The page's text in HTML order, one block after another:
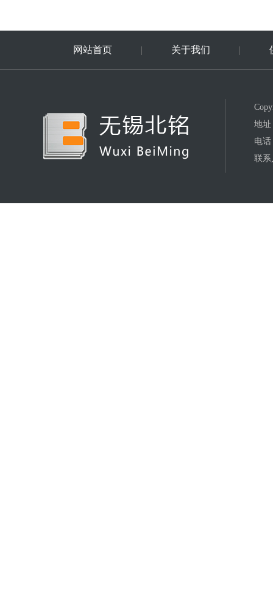
网站首页 | 关于我们 |
地址
电
联系